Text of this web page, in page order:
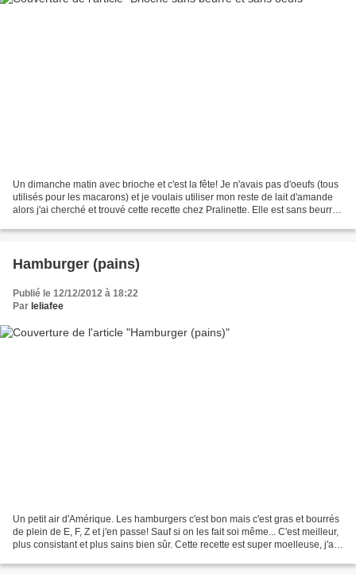
Un dimanche matin avec brioche et c'est la fête! Je n'avais pas d'oeufs (tous
utilisés pour les macarons) et je voulais utiliser mon reste de lait d'amande
alors j'ai cherché et trouvé cette recette chez Pralinette. Elle est sans beurre,
Hamburger (pains)
Publié le 12/12/2012 à 18:22
Par leliafee
Un petit air d'Amérique. Les hamburgers c'est bon mais c'est gras et bourrés
de plein de E, F, Z et j'en passe! Sauf si on les fait soi même... C'est meilleur,
plus consistant et plus sains bien sûr. Cette recette est super moelleuse, j'ai